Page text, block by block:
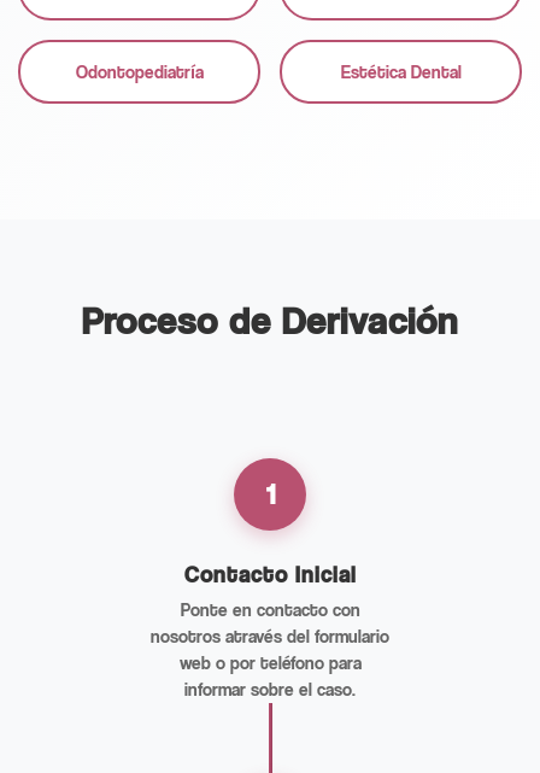
Odontopediatría Estética Dental
Proceso de Derivación
1
Contacto Inicial
Ponte en contacto con
nosotros através del formulario
web o por teléfono para
informar sobre el caso.